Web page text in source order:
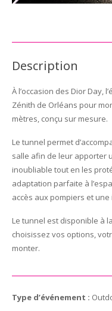
Description
À l’occasion des Dior Day,
Zénith de Orléans pour
mètres, conçu sur mesure.
Le tunnel permet
salle afin de leur apporter
inoubliable tout en les
adaptation parfaite à
accès aux pompiers et
Le tunnel est disponible à
choisissez vos options,
monter.
Type d’événement :